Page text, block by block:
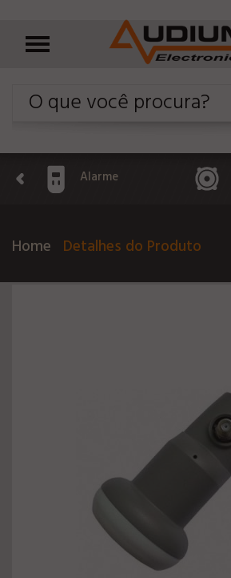
Alarme
Home Detalhes do Produto